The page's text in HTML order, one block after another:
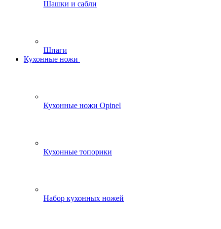
Шашки и сабли
Шпаги
Кухонные ножи
Кухонные ножи Opinel
Кухонные топорики
Набор кухонных ножей